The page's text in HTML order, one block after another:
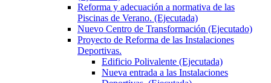
Reforma y adecuación a normativa de las
Piscinas de Verano. (Ejecutada)
Nuevo Centro de Transformación (Ejecutado)
Proyecto de Reforma de las Instalaciones
Deportivas.
Edificio Polivalente (Ejecutada)
Nueva entrada a las Instalaciones